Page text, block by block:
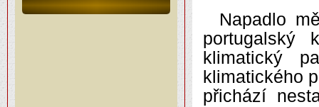
Napadlo
portugalský
klimatický
klimatického
přichází